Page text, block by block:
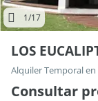
1/17
LOS
Alquiler Temporal
Consultar